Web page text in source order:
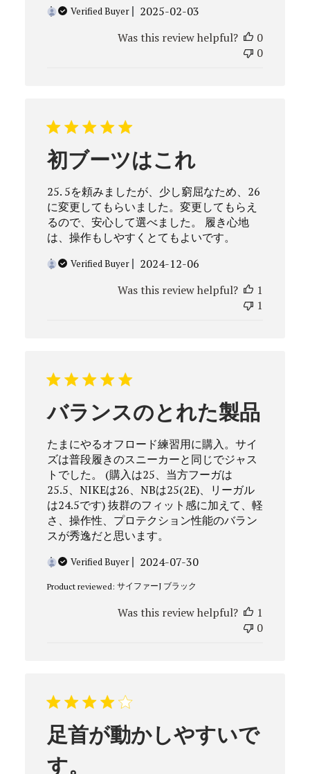
Verified Buyer
Published
2025-02-03
Was this review helpful?
0
0
初ブーツはこれ
25. 5を頼みましたが、少し窮屈なため、26
に変更してもらいました。変更してもらえ
るので、安心して選べました。 履き心地
は、操作もしやすくとてもよいです。
Verified Buyer
Published
2024-12-06
Was this review helpful?
1
1
バランスのとれた製品
たまにやるオフロード練習用に購入。サイ
ズは普段履きのスニーカーと同じでジャス
トでした。 (購入は25、当方フーガは
25.5、NIKEは26、NBは25(2E)、リーガル
は24.5です) 抜群のフィット感に加えて、軽
さ、操作性、プロテクション性能のバラン
スが秀逸だと思います。
Verified Buyer
Published
2024-07-30
Product reviewed: サイファーJ ブラック
Was this review helpful?
1
0
足首が動かしやすいで
す。